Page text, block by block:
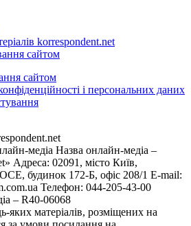
korrespondent.net
сайтом
сайтом
і персональних даних
медіа Назва онлайн-медіа –
Адреса: 02091, місто Київ,
будинок 172-Б, офіс 208/1 E-mail:
Телефон: 044-205-43-00
– R40-06068
яких матеріалів, розміщених на